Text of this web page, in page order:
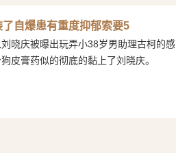
自爆患有重度抑郁索要5
被曝出玩弄小38岁男助理古柯的感
狗皮膏药似的彻底的黏上了刘晓庆。